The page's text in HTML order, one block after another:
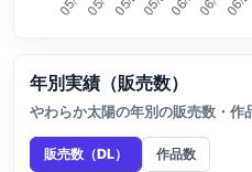
年別実績（販売数）
やわらか太陽の年別の販売数・作
販売数（DL） 作品数